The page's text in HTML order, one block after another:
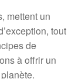
mettent un
tout
de
à offrir un